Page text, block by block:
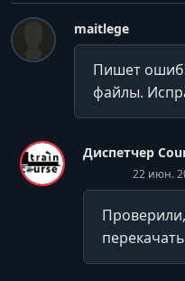
maitlege
Пишет
файлы.
Диспетчер
22 июн.